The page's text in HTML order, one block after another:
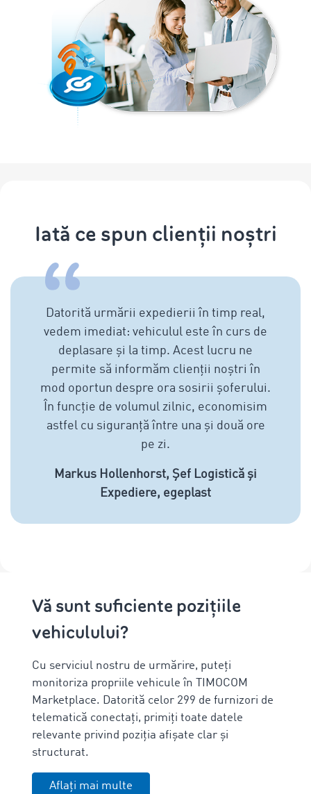
Iată ce spun clienții noștri
Datorită urmării expedierii în timp real,
vedem imediat: vehiculul este în curs de
deplasare și la timp. Acest lucru ne
permite să informăm clienții noștri în
mod oportun despre ora sosirii șoferului.
În funcție de volumul zilnic, economisim
astfel cu siguranță între una și două ore
pe zi.
Markus Hollenhorst, Șef Logistică și
Expediere, egeplast
Vă sunt suficiente pozițiile
vehiculului?
Cu serviciul nostru de urmărire, puteți
monitoriza propriile vehicule în TIMOCOM
Marketplace. Datorită celor 299 de furnizori de
telematică conectați, primiți toate datele
relevante privind poziția afișate clar și
structurat.
Aflați mai multe